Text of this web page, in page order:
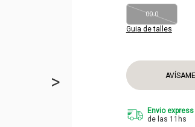
>
Guia de talles
00.0
Envio
de las 11hs